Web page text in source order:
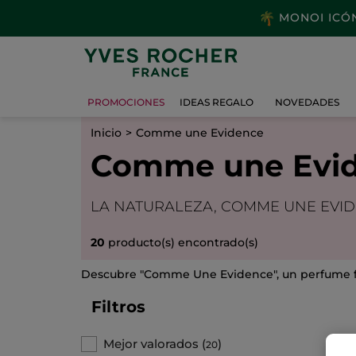
MONOI
PROMOCIONES IDEAS REGALO NOVEDADES
Inicio Comme une Evidence
Comme une
LA NATURALEZA, COMME UNE
20 producto(s) encontrado(s)
Descubre "Comme Une Evidence", un
Filtros
Mejor valorados (20)